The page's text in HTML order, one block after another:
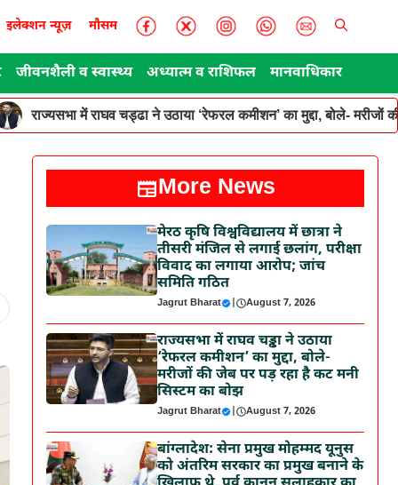
इलेक्शन न्यूज़ मौसम
जीवनशैली व स्वास्थ्य अध्यात्म व राशिफल मानवाधिकार
राज्यसभा में राघव चड्ढा ने उठाया ‘रेफरल कमीशन’ का मुद्दा, बोले-
More News
मेरठ कृषि विश्वविद्यालय में छात्रा ने
तीसरी मंजिल से लगाई छलांग, परीक्षा
विवाद का लगाया आरोप; जांच
समिति गठित
Jagrut Bharat | August 7, 2026
राज्यसभा में राघव चड्ढा ने उठाया
‘रेफरल कमीशन’ का मुद्दा, बोले-
मरीजों की जेब पर पड़ रहा है कट मनी
सिस्टम का बोझ
Jagrut Bharat | August 7, 2026
बांग्लादेश: सेना प्रमुख मोहम्मद यूनुस
को अंतरिम सरकार का प्रमुख बनाने के